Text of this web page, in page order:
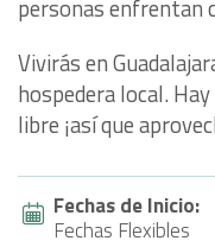
personas enfrentan
Vivirás en
hospedera local.
libre ¡así que
Fechas de Inicio:
Fechas Flexibles